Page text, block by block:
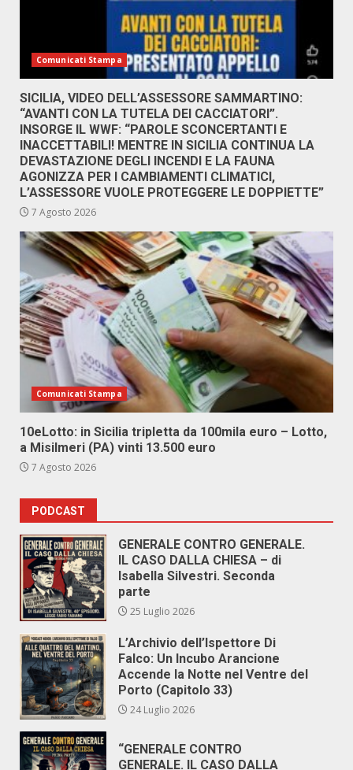
Comunicati Stampa
SICILIA, VIDEO DELL’ASSESSORE SAMMARTINO:
“AVANTI CON LA TUTELA DEI CACCIATORI”.
INSORGE IL WWF: “PAROLE SCONCERTANTI E
INACCETTABILI! MENTRE IN SICILIA CONTINUA LA
DEVASTAZIONE DEGLI INCENDI E LA FAUNA
AGONIZZA PER I CAMBIAMENTI CLIMATICI,
L’ASSESSORE VUOLE PROTEGGERE LE DOPPIETTE”
7 Agosto 2026
Comunicati Stampa
10eLotto: in Sicilia tripletta da 100mila euro – Lotto,
a Misilmeri (PA) vinti 13.500 euro
7 Agosto 2026
PODCAST
GENERALE CONTRO GENERALE.
IL CASO DALLA CHIESA – di
Isabella Silvestri. Seconda
parte
25 Luglio 2026
L’Archivio dell’Ispettore Di
Falco: Un Incubo Arancione
Accende la Notte nel Ventre del
Porto (Capitolo 33)
24 Luglio 2026
“GENERALE CONTRO
GENERALE. IL CASO DALLA